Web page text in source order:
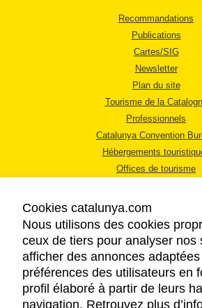
Recommandations
Publications
Cartes/SIG
Newsletter
Plan du site
Tourisme de la
Professionnels
Catalunya Convention
Hébergements
Offices de tourisme
MENTIONS LÉGALES
RÈGLES DE
COOKIES
Cookies catalunya.com
Nous utilisons des cookies
ceux de tiers pour analyser nos
afficher des annonces
préférences des utilisateurs en
profil élaboré à partir de leurs
navigation. Retrouvez plus